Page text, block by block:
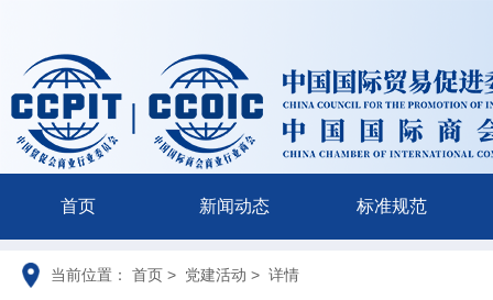
首页 新闻动态 标准规范
当前位置： 首页 > 党建活动 > 详情